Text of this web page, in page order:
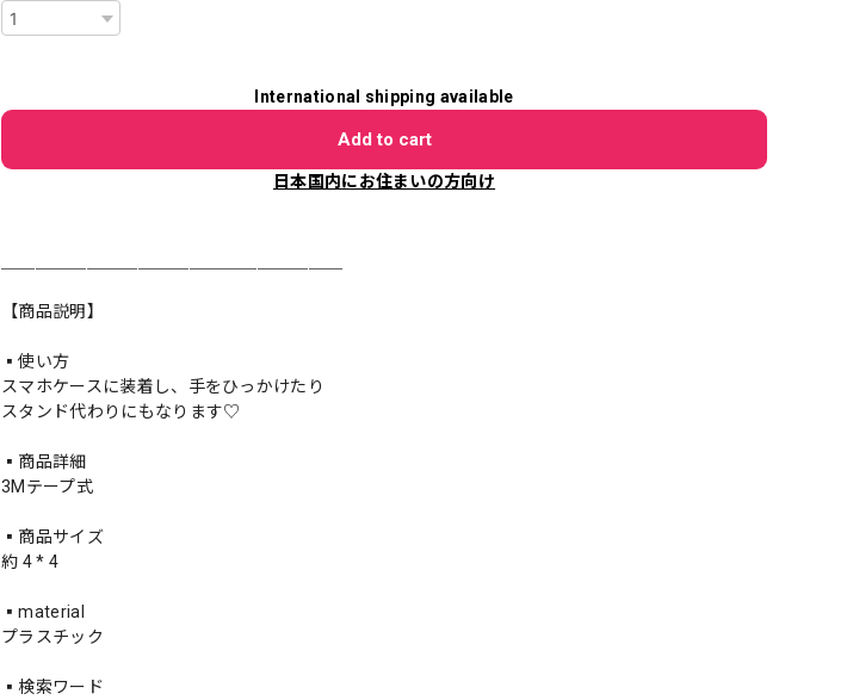
International shipping available
Add to cart
日本国内にお住まいの方向け
【商品説明】
▪️使い方
スマホケースに装着し、手をひっかけたり
スタンド代わりにもなります♡
▪️商品詳細
3Mテープ式
▪️商品サイズ
約 4 * 4
▪️material
プラスチック
▪️検索ワード